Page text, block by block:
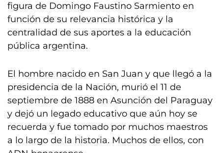
figura de Domingo Faustino Sarmiento en
función de su relevancia histórica y la
centralidad de sus aportes a la educación
pública argentina.
El hombre nacido en San Juan y que llegó a la
presidencia de la Nación, murió el 11 de
septiembre de 1888 en Asunción del Paraguay
y dejó un legado educativo que aún hoy se
recuerda y fue tomado por muchos maestros
a lo largo de la historia. Muchos de ellos, con